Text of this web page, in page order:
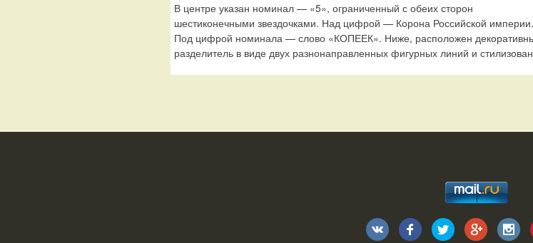
В центре указан номинал — «5», ограниченный с обеих сторон
шестиконечными звездочками. Над цифрой — Корона Российской империи.
Под цифрой номинала — слово «КОПЕЕК». Ниже, расположен
разделитель в виде двух разнонаправленных фигурных линий и